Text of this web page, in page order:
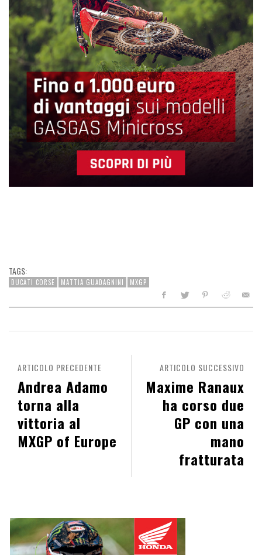
TAGS:
DUCATI CORSE MATTIA GUADAGNINI MXGP
ARTICOLO SUCCESSIVO
Maxime Ranaux
ha corso due
GP con una
mano
fratturata
ARTICOLO PRECEDENTE
Andrea Adamo
torna alla
vittoria al
MXGP of Europe